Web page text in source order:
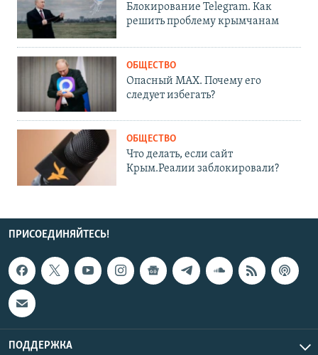
Блокирование Telegram. Как
решить проблему крымчанам
ОБЩЕСТВО
Опасный MAX. Почему его
следует избегать?
ОБЩЕСТВО
Что делать, если сайт
Крым.Реалии заблокировали?
ПРИСОЕДИНЯЙТЕСЬ!
ПОДДЕРЖКА